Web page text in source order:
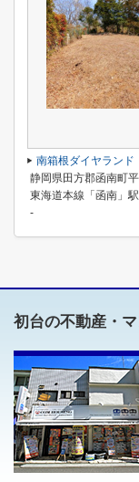
南箱根ダイヤラン
静岡県田方郡函南町
東海道本線「函南」
-
初台の不動産・